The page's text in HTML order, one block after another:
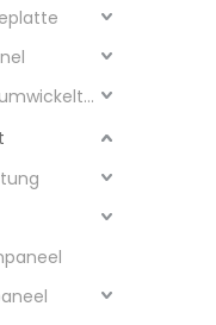
Mit Akustikgewebe umwickeltes Paneel